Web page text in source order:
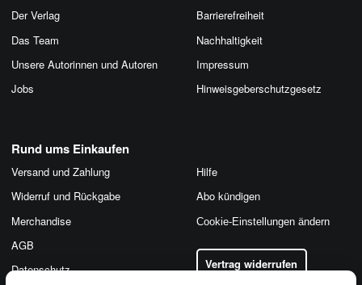
Der Verlag
Das Team
Unsere Autorinnen und Autoren
Jobs
Barrierefreiheit
Nachhaltigkeit
Impressum
Hinweis­geber­schutz­gesetz
Rund ums Einkaufen
Versand und Zahlung
Widerruf und Rückgabe
Merchandise
AGB
Datenschutz
Hilfe
Abo kündigen
Cookie-Einstellungen ändern
Vertrag widerrufen